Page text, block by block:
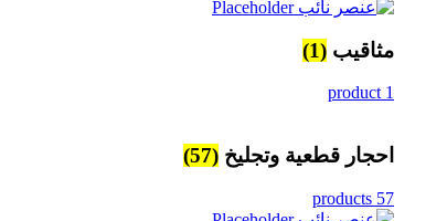
مثاقيب (1)
1 product
احجار قطعية وتجليخ (57)
57 products